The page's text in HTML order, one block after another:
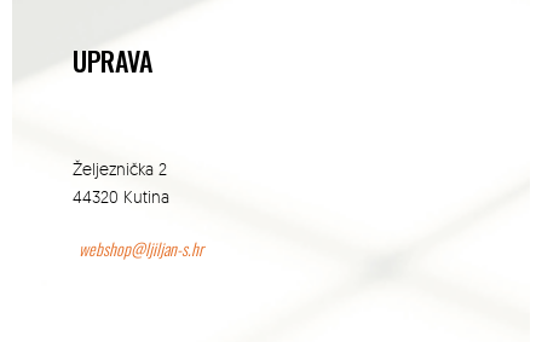
UPRAVA
Željeznička 2
44320 Kutina
webshop@ljiljan-s.hr